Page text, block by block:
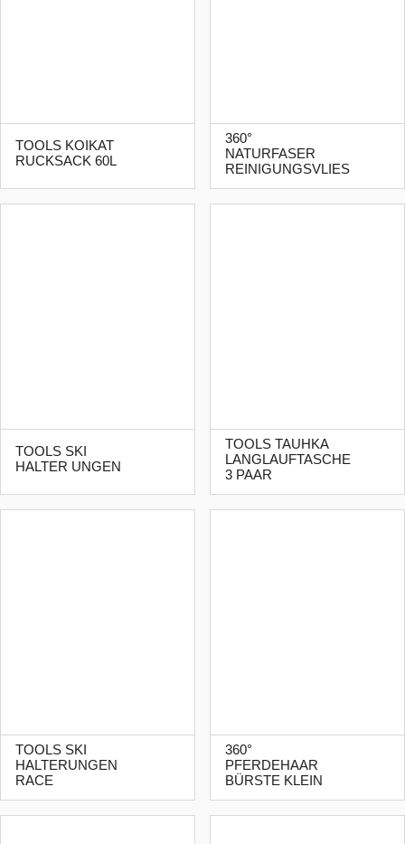
TOOLS KOIKAT
RUCKSACK 60L
360°
NATURFASER
REINIGUNGSVLIES
TOOLS SKI
HALTER UNGEN
TOOLS TAUHKA
LANGLAUFTASCHE
3 PAAR
TOOLS SKI
HALTERUNGEN
RACE
360°
PFERDEHAAR
BÜRSTE KLEIN